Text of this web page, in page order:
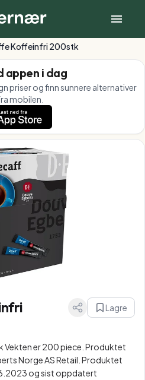
Koffeinfri 200stk
appen i dag
priser og finn sunnere alternativer
mobilen.
Lagre
er 200 piece. Produktet
Norge AS Retail. Produktet
og sist oppdatert